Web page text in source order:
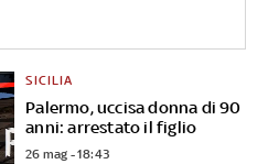
Palermo, uccisa donna di 90
anni: arrestato il figlio
SICILIA
26 mag - 18:43